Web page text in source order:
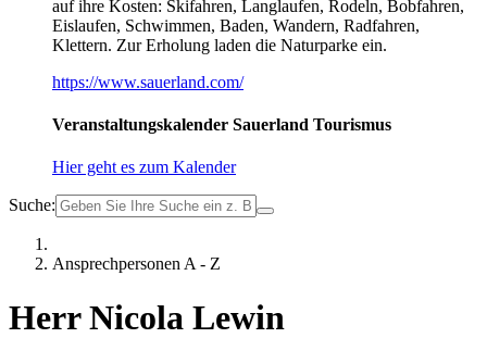
auf ihre Kosten: Skifahren, Langlaufen, Rodeln, Bobfahren,
Eislaufen, Schwimmen, Baden, Wandern, Radfahren,
Klettern. Zur Erholung laden die Naturparke ein.
https://www.sauerland.com/
Veranstaltungskalender Sauerland Tourismus
Hier geht es zum Kalender
Suche:
Ansprechpersonen A - Z
Herr Nicola Lewin